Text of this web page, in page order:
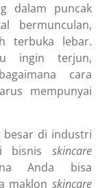
dalam puncak
bermunculan,
terbuka lebar.
ingin terjun,
cara
mempunyai
besar di industri
bisnis skincare
Anda bisa
maklon skincare